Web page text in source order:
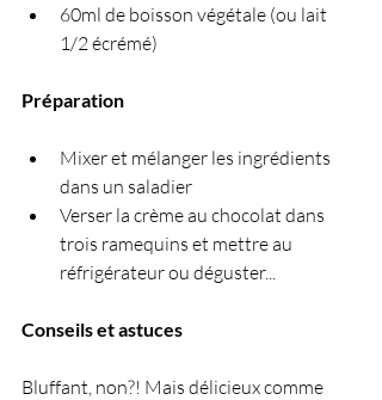
60ml de boisson végétale (ou lait
1/2 écrémé)
Préparation
Mixer et mélanger les ingrédients
dans un saladier
Verser la crème au chocolat dans
trois ramequins et mettre au
réfrigérateur ou déguster...
Conseils et astuces
Bluffant, non?! Mais délicieux comme